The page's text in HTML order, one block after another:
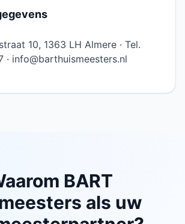
10, 1363 LH Almere · Tel.
· info@barthuismeesters.nl
BART
als uw